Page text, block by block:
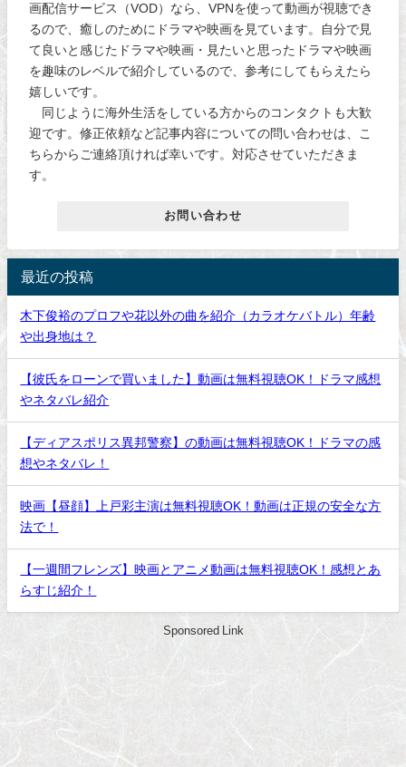
画配信サービス（VOD）なら、VPNを使って動画が視聴でき
るので、癒しのためにドラマや映画を見ています。自分で見
て良いと感じたドラマや映画・見たいと思ったドラマや映画
を趣味のレベルで紹介しているので、参考にしてもらえたら
嬉しいです。
同じように海外生活をしている方からのコンタクトも大歓
迎です。修正依頼など記事内容についての問い合わせは、こ
ちらからご連絡頂ければ幸いです。対応させていただきま
す。
お問い合わせ
最近の投稿
木下俊裕のプロフや花以外の曲を紹介（カラオケバトル）年齢
や出身地は？
【彼氏をローンで買いました】動画は無料視聴OK！ドラマ感想
やネタバレ紹介
【ディアスポリス異邦警察】の動画は無料視聴OK！ドラマの感
想やネタバレ！
映画【昼顔】上戸彩主演は無料視聴OK！動画は正規の安全な方
法で！
【一週間フレンズ】映画とアニメ動画は無料視聴OK！感想とあ
らすじ紹介！
Sponsored Link